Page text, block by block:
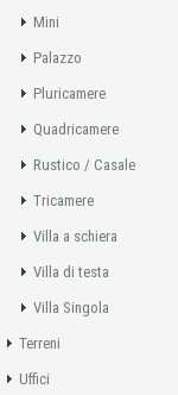
Mini
Palazzo
Pluricamere
Quadricamere
Rustico / Casale
Tricamere
Villa a schiera
Villa di testa
Villa Singola
Terreni
Uffici